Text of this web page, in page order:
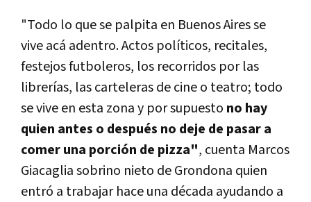
"Todo lo que se palpita en Buenos Aires se
vive acá adentro. Actos políticos, recitales,
festejos futboleros, los recorridos por las
librerías, las carteleras de cine o teatro; todo
se vive en esta zona y por supuesto no hay
quien antes o después no deje de pasar a
comer una porción de pizza", cuenta Marcos
Giacaglia sobrino nieto de Grondona quien
entró a trabajar hace una década ayudando a